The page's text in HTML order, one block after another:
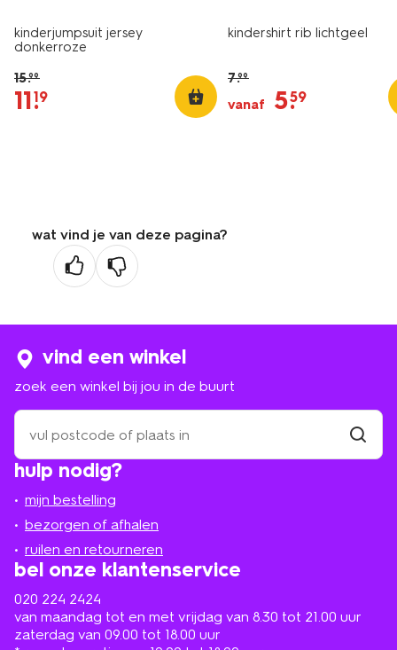
kinderjumpsuit jersey
donkerroze
15.99
11.
19
kindershirt rib lichtgeel
7.99
vanaf 5.
59
wat vind je van deze pagina?
hulp nodig?
mijn bestelling
bezorgen of afhalen
ruilen en retourneren
bel onze klantenservice
020 224 2424
van maandag tot en met vrijdag van 8.30 tot 21.00 uur
zaterdag van 09.00 tot 18.00 uur
vind een winkel
zoek een winkel bij jou in de buurt
zoek
een
winkel
bij
in
de
buurt